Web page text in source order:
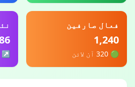
فعال صارفین
1,240
🟢 320 آن لائن ↗ 5.2%